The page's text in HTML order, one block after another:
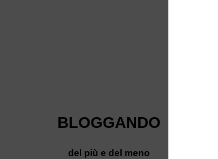
BLOGGANDO
del più e del meno